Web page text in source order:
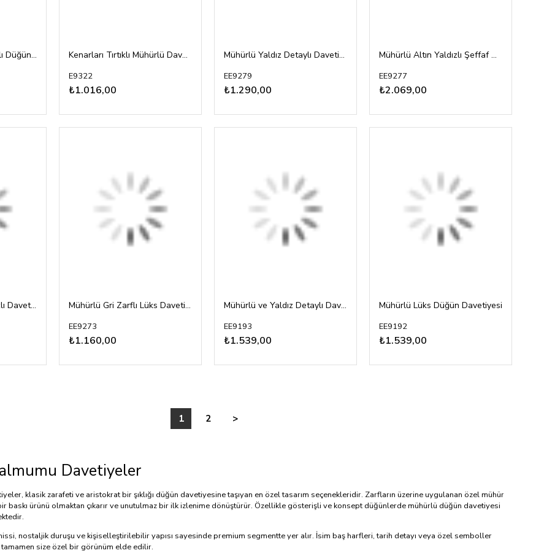
Aydıngerli Şeffaf Zarflı Düğün Davetiyesi Kenarları Tırtıklı Mühürlü Davetiye
E9322
₺1.016,00
Mühürlü Yaldız Detaylı Davetiye
EE9279
₺1.290,00
Mühürlü Altın Yaldızlı Şeffaf Davetiye
EE9277
₺2.069,00
Mühürlü Gümüş Yaldızlı Davetiye Mühürlü Gri Zarflı Lüks Davetiye
EE9273
₺1.160,00
Mühürlü ve Yaldız Detaylı Davetiye
EE9193
₺1.539,00
Mühürlü Lüks Düğün Davetiyesi
EE9192
₺1.539,00
1 2 >
Davetiyeler
klasik zarafeti ve aristokrat bir şıklığı düğün davetiyesine taşıyan en özel tasarım seçenekleridir. Zarfların üzerine uygulanan özel mühür
baskı ürünü olmaktan çıkarır ve unutulmaz bir ilk izlenime dönüştürür. Özellikle gösterişli ve konsept düğünlerde mühürlü düğün davetiyesi
nostaljik duruşu ve kişiselleştirilebilir yapısı sayesinde premium segmentte yer alır. İsim baş harfleri, tarih detayı veya özel semboller
tamamen size özel bir görünüm elde edilir.